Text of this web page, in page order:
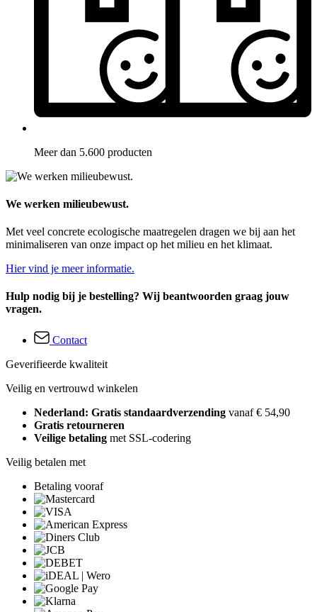
Meer dan 5.600 producten
We werken milieubewust.
Met veel concrete ecologische maatregelen dragen we bij aan het
minimaliseren van onze impact op het milieu en het klimaat.
Hier vind je meer informatie.
Hulp nodig bij je bestelling? Wij beantwoorden graag jouw
vragen.
Contact
Geverifieerde kwaliteit
Veilig en vertrouwd winkelen
Nederland: Gratis standaardverzending vanaf € 54,90
Gratis retourneren
Veilige betaling met SSL-codering
Veilig betalen met
Betaling vooraf